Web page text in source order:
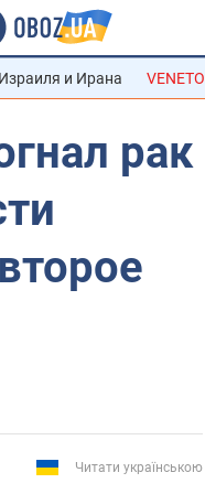
и Ирана VENETO
рак
Читати українською